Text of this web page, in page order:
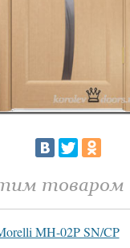
товаром
MH-02P SN/CP